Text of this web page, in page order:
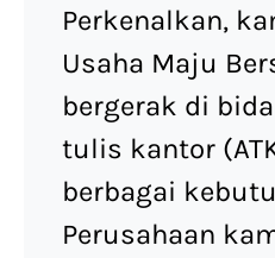
Perkenalkan,
Usaha Maju
bergerak di
tulis kantor
berbagai
Perusahaan